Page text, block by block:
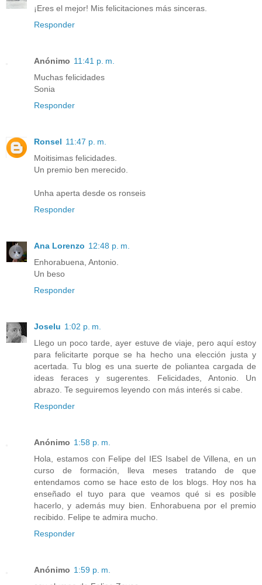
¡Eres el mejor! Mis felicitaciones más sinceras.
Responder
Anónimo 11:41 p. m.
Muchas felicidades
Sonia
Responder
Ronsel 11:47 p. m.
Moitisimas felicidades.
Un premio ben merecido.
Unha aperta desde os ronseis
Responder
Ana Lorenzo 12:48 p. m.
Enhorabuena, Antonio.
Un beso
Responder
Joselu 1:02 p. m.
Llego un poco tarde, ayer estuve de viaje, pero aquí estoy
para felicitarte porque se ha hecho una elección justa y
acertada. Tu blog es una suerte de poliantea cargada de
ideas feraces y sugerentes. Felicidades, Antonio. Un
abrazo. Te seguiremos leyendo con más interés si cabe.
Responder
Anónimo 1:58 p. m.
Hola, estamos con Felipe del IES Isabel de Villena, en un
curso de formación, lleva meses tratando de que
entendamos como se hace esto de los blogs. Hoy nos ha
enseñado el tuyo para que veamos qué si es posible
hacerlo, y además muy bien. Enhorabuena por el premio
recibido. Felipe te admira mucho.
Responder
Anónimo 1:59 p. m.